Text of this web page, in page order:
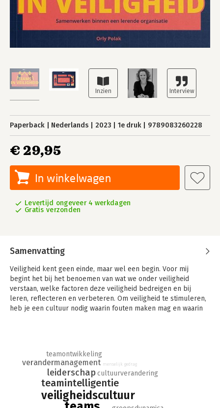
Paperback Nederlands 2023 1e druk 9789083260228
€ 29,95
In winkelwagen
Levertijd ongeveer 4 werkdagen
Gratis verzonden
Samenvatting
Veiligheid kent geen einde, maar wel een begin. Voor mij
begint het bij het benoemen van wat we onder veiligheid
verstaan, welke factoren deze veiligheid bedreigen en bij
leren, reflecteren en verbeteren. Om veiligheid te stimuleren,
heb je een cultuur nodig waarin fouten maken mag en waarin
langs diverse belangrijke wetenschappelijke inzichten,
aangevuld met praktijkverhalen. Tussendoor daag ik je uit om
te reflecteren op je eigen gedrag, team en organisatie met
allerlei opdrachten.
Tot slot kun je veel van de praktijkverhalen beluisteren. Je
veiligheidscultuur
teamintelligentie
leiderschap
verandermanagement
teamontwikkeling
cultuurverandering
menselijk gedrag